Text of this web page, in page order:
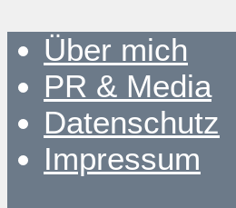
Über mich
PR & Media
Datenschutz
Impressum